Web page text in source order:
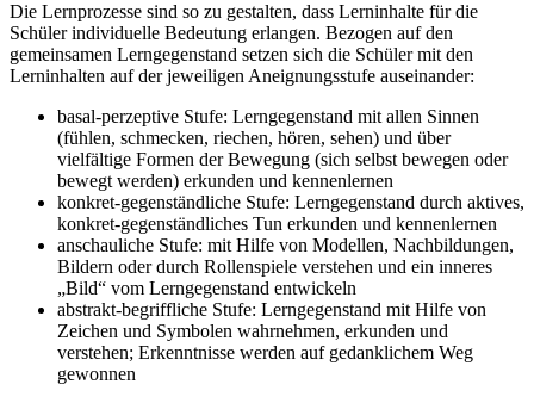
Die Lernprozesse sind so zu gestalten, dass Lerninhalte für die
Schüler individuelle Bedeutung erlangen. Bezogen auf den
gemeinsamen Lerngegenstand setzen sich die Schüler mit den
Lerninhalten auf der jeweiligen Aneignungsstufe auseinander:
basal-perzeptive Stufe: Lerngegenstand mit allen Sinnen
(fühlen, schmecken, riechen, hören, sehen) und über
vielfältige Formen der Bewegung (sich selbst bewegen oder
bewegt werden) erkunden und kennenlernen
konkret-gegenständliche Stufe: Lerngegenstand durch aktives,
konkret-gegenständliches Tun erkunden und kennenlernen
anschauliche Stufe: mit Hilfe von Modellen, Nachbildungen,
Bildern oder durch Rollenspiele verstehen und ein inneres
„Bild“ vom Lerngegenstand entwickeln
abstrakt-begriffliche Stufe: Lerngegenstand mit Hilfe von
Zeichen und Symbolen wahrnehmen, erkunden und
verstehen; Erkenntnisse werden auf gedanklichem Weg
gewonnen